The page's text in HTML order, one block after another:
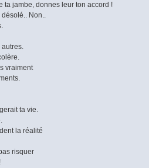
ta jambe, donnes leur ton accord !
désolé.. Non..
autres.
vraiment
ta vie.
la réalité
risquer